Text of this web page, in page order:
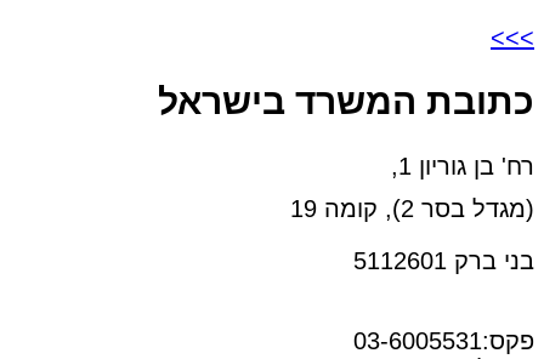
>>>
כתובת המשרד בישראל
רח' בן גוריון 1,
(מגדל בסר 2), קומה 19
בני ברק 5112601
פקס:03-6005531